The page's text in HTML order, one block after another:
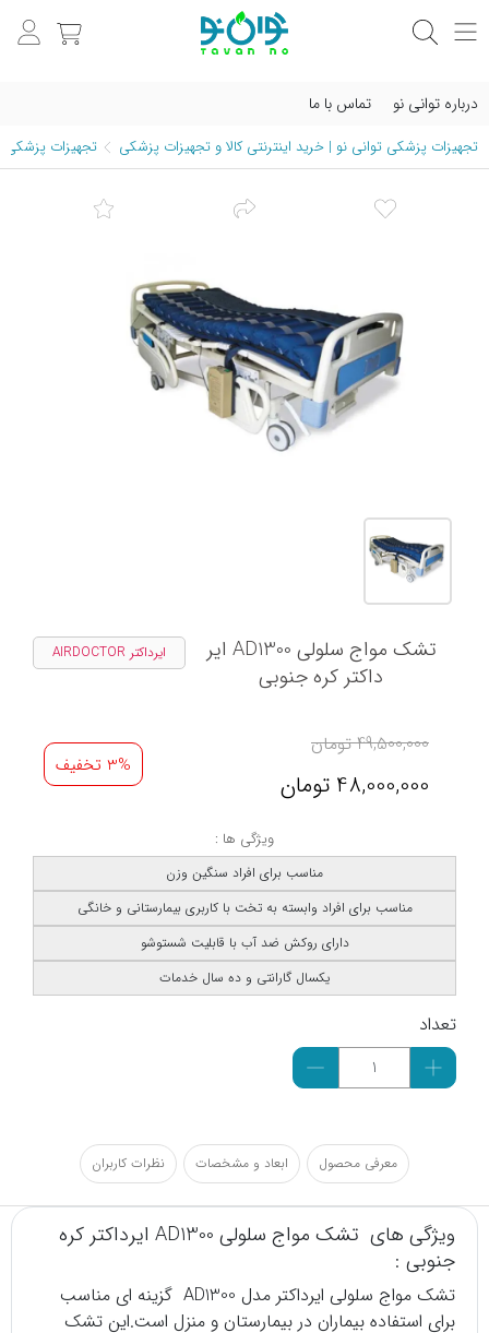
درباره توانی نو تماس با ما
تجهیزات پزشکی توانی نو | خرید اینترنتی کالا و تجهیزات پزشکی تجهیزات پزشکی
ایرداکتر AIRDOCTOR
تشک مواج سلولی AD1300 ایر
داکتر کره جنوبی
49,500,000تومان
48,000,000 تومان
3% تخفیف
ویژگی ها :
مناسب برای افراد سنگین وزن
مناسب برای افراد وابسته به تخت با کاربری بیمارستانی و خانگی
دارای روکش ضد آب با قابلیت شستوشو
یکسال گارانتی و ده سال خدمات
تعداد
معرفی محصول ابعاد و مشخصات نظرات کاربران
ویژگی های تشک مواج سلولی AD1300 ایرداکتر کره
جنوبی :
تشک مواج سلولی ایرداکتر مدل AD1300 گزینه ای مناسب
برای استفاده بیماران در بیمارستان و منزل است.این تشک